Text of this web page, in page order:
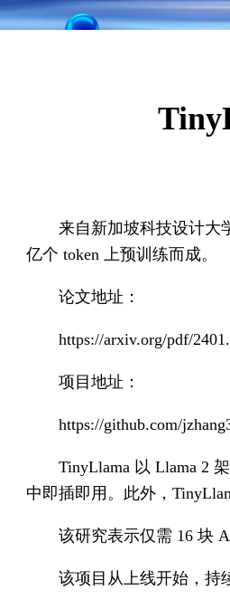
来自新加坡科技设计大
亿个 token 上预训练而成。
论文地址：
https://arxiv.org/pdf/
项目地址：
https://github.com/
TinyLlama 以 Llama 2
中即插即用。此外，
该研究表示仅需 16 块
该项目从上线开始，持